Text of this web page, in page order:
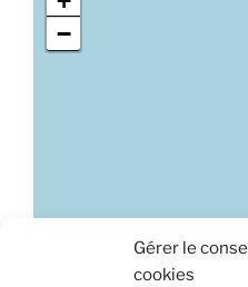
Gérer le
cookies
−